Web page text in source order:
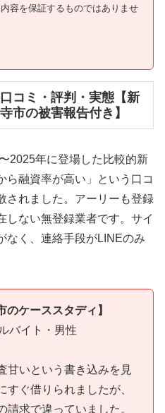
容を保証するものではありませ
コミ・評判・実態【新
市の被害報告付き】
2025年に登場した比較的新
ら融資率が高い」という口コ
されました。アーリーも登録
しない無登録業者です。サイ
なく、連絡手段がLINEのみ
ケーススタディ】
バイト・男性
甘いという書き込みを見
すぐ借りられましたが、
求で違っていました。